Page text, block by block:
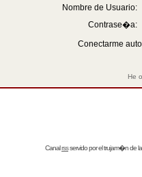
Nombre de Usuario:
Contrase�a:
Conectarme
He
Canalrssservido por eltrujam�nde